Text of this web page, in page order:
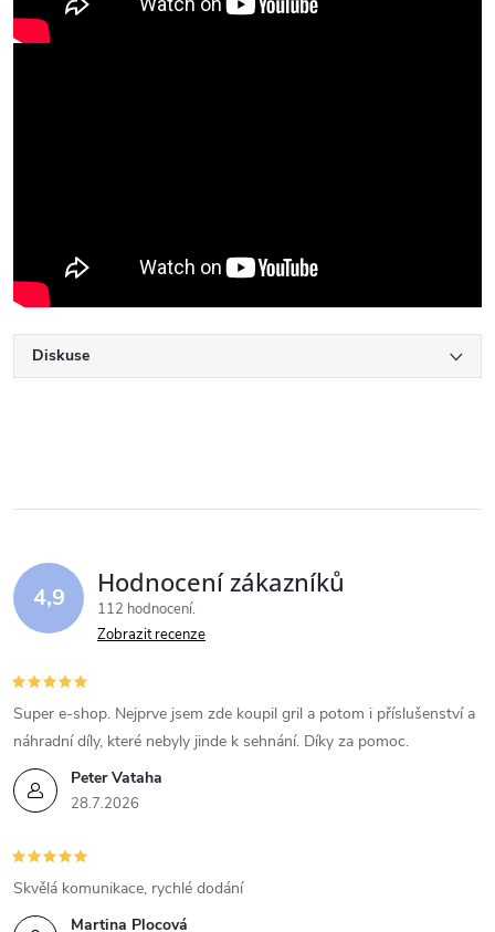
Diskuse
4,9 Hodnocení zákazníků
112 hodnocení
Zobrazit recenze
Peter Vataha
28.7.2026
Super e-shop. Nejprve jsem zde koupil gril a potom i příslušenství a
náhradní díly, které nebyly jinde k sehnání. Díky za pomoc.
Martina Plocová
Skvělá komunikace, rychlé dodání